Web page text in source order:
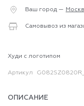
Ваш город —
Самовывоз из
Худи с логотипом
Артикул
ОПИСАНИЕ